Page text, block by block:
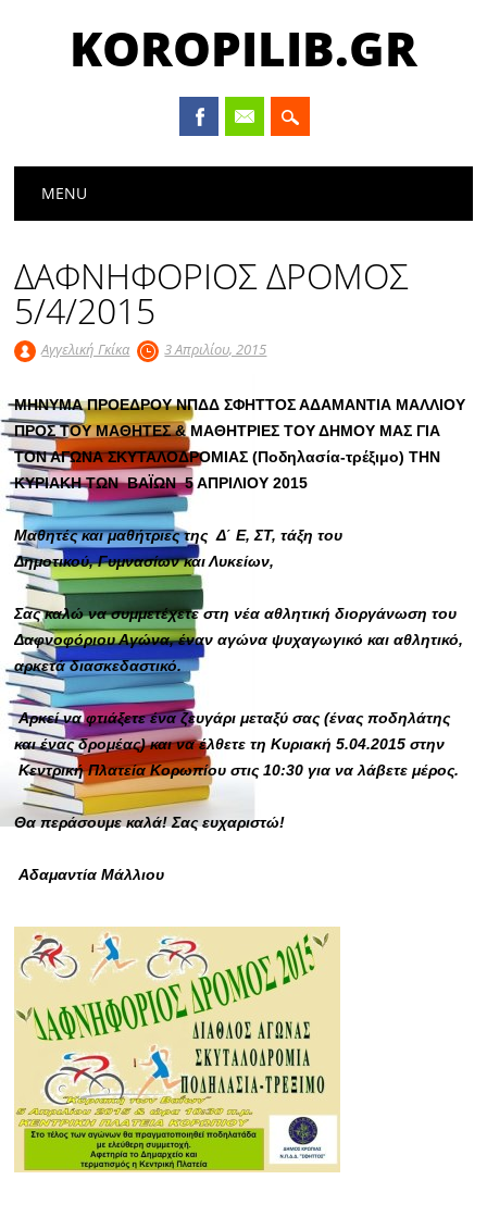
KOROPILIB.GR
Main menu
MENU
ΔΑΦΝΗΦΟΡΙΟΣ ΔΡΟΜΟΣ
5/4/2015
Αγγελική Γκίκα 3 Απριλίου, 2015
ΜΗΝΥΜΑ ΠΡΟΕΔΡΟΥ ΝΠΔΔ ΣΦΗΤΤΟΣ ΑΔΑΜΑΝΤΙΑ ΜΑΛΛΙΟΥ
ΠΡΟΣ ΤΟΥ ΜΑΘΗΤΕΣ & ΜΑΘΗΤΡΙΕΣ ΤΟΥ ΔΗΜΟΥ ΜΑΣ ΓΙΑ
ΤΟΝ ΑΓΩΝΑ ΣΚΥΤΑΛΟΔΡΟΜΙΑΣ (Ποδηλασία-τρέξιμο) ΤΗΝ
ΚΥΡΙΑΚΗ ΤΩΝ ΒΑΪΩΝ 5 ΑΠΡΙΛΙΟΥ 2015
Μαθητές και μαθήτριες της Δ΄ Ε, ΣΤ, τάξη του
Δημοτικού,Γυμνασίων και Λυκείων,
Σας καλώ να συμμετέχετε στη νέα αθλητική διοργάνωση του
Δαφνοφόριου Αγώνα, έναν αγώνα ψυχαγωγικό και αθλητικό,
αρκετά διασκεδαστικό.
Αρκεί να φτιάξετε ένα ζευγάρι μεταξύ σας (ένας ποδηλάτης
και ένας δρομέας) και να έλθετε τη Κυριακή 5.04.2015 στην
Κεντρική Πλατεία Κορωπίου στις 10:30 για να λάβετε μέρος.
Θα περάσουμε καλά! Σας ευχαριστώ!
Αδαμαντία Μάλλιου